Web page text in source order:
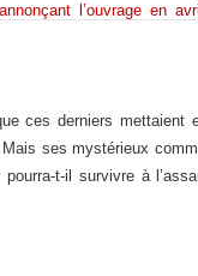
l’ouvrage en
ces derniers mettaient
ses mystérieux
pourra-t-il survivre à